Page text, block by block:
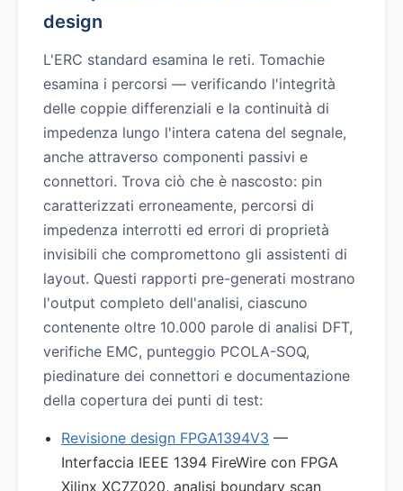
design
L'ERC standard esamina le reti. Tomachie
esamina i percorsi — verificando l'integrità
delle coppie differenziali e la continuità di
impedenza lungo l'intera catena del segnale,
anche attraverso componenti passivi e
connettori. Trova ciò che è nascosto: pin
caratterizzati erroneamente, percorsi di
impedenza interrotti ed errori di proprietà
invisibili che compromettono gli assistenti di
layout. Questi rapporti pre-generati mostrano
l'output completo dell'analisi, ciascuno
contenente oltre 10.000 parole di analisi DFT,
verifiche EMC, punteggio PCOLA-SOQ,
piedinature dei connettori e documentazione
della copertura dei punti di test:
Revisione design FPGA1394V3 —
Interfaccia IEEE 1394 FireWire con FPGA
Xilinx XC7Z020, analisi boundary scan